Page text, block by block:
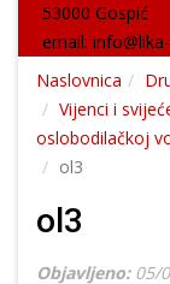
53000 Gospić
email:
Naslovnica
Vijenci i
oslobodilačkoj
ol3
ol3
Objavljeno: 05/